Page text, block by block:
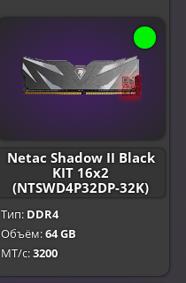
Netac Shadow II Black
KIT 16x2
(NTSWD4P32DP-32K)
Тип: DDR4
Объём:64 GB
МТ/с:3200